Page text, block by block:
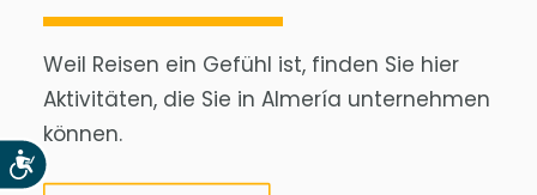
Accesibilidad
Weil Reisen ein Gefühl ist, finden Sie hier
Aktivitäten, die Sie in Almería unternehmen
können.